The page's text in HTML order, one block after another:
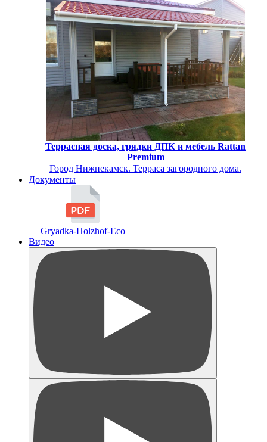
Террасная доска, грядки ДПК и мебель Rattan
Premium
Город Нижнекамск. Терраса загородного дома.
Документы
Gryadka-Holzhof-Eco
Видео